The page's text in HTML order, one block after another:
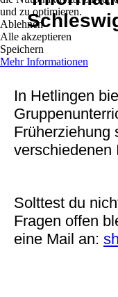
In Hetlingen
Früherziehung
verschiedenen
Solttest du
Fragen offen
eine Mail an:
und zu optimieren.
Ablehnen
Alle akzeptieren
Speichern
Mehr Informationen